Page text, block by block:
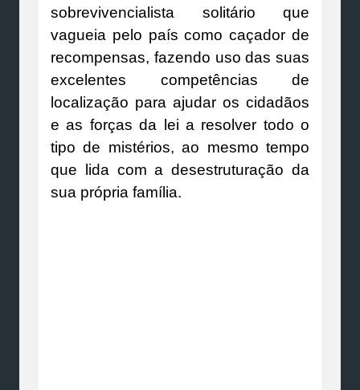
sobrevivencialista solitário que
vagueia pelo país como caçador de
recompensas, fazendo uso das suas
excelentes competências de
localização para ajudar os cidadãos
e as forças da lei a resolver todo o
tipo de mistérios, ao mesmo tempo
que lida com a desestruturação da
sua própria família.